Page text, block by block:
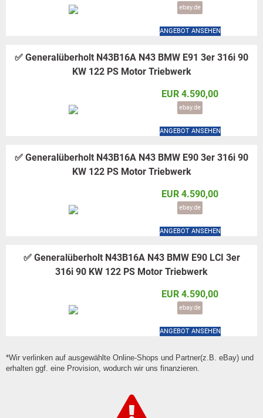
ebay.de
ANGEBOT ANSEHEN
✅ Generalüberholt N43B16A N43 BMW E91 3er 316i 90
KW 122 PS Motor Triebwerk
EUR 4.590,00
ebay.de
ANGEBOT ANSEHEN
✅ Generalüberholt N43B16A N43 BMW E90 3er 316i 90
KW 122 PS Motor Triebwerk
EUR 4.590,00
ebay.de
ANGEBOT ANSEHEN
✅ Generalüberholt N43B16A N43 BMW E90 LCI 3er
316i 90 KW 122 PS Motor Triebwerk
EUR 4.590,00
ebay.de
ANGEBOT ANSEHEN
*Wir verlinken auf ausgewählte Online-Shops und Partner(z.B. eBay) und
erhalten ggf. eine Provision, wodurch wir uns finanzieren.